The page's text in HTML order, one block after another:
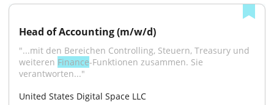
Head of Accounting (m/w/d)
"...mit den Bereichen Controlling, Steuern, Treasury und
weiteren Finance-Funktionen zusammen. Sie
verantworten..."
United States Digital Space LLC